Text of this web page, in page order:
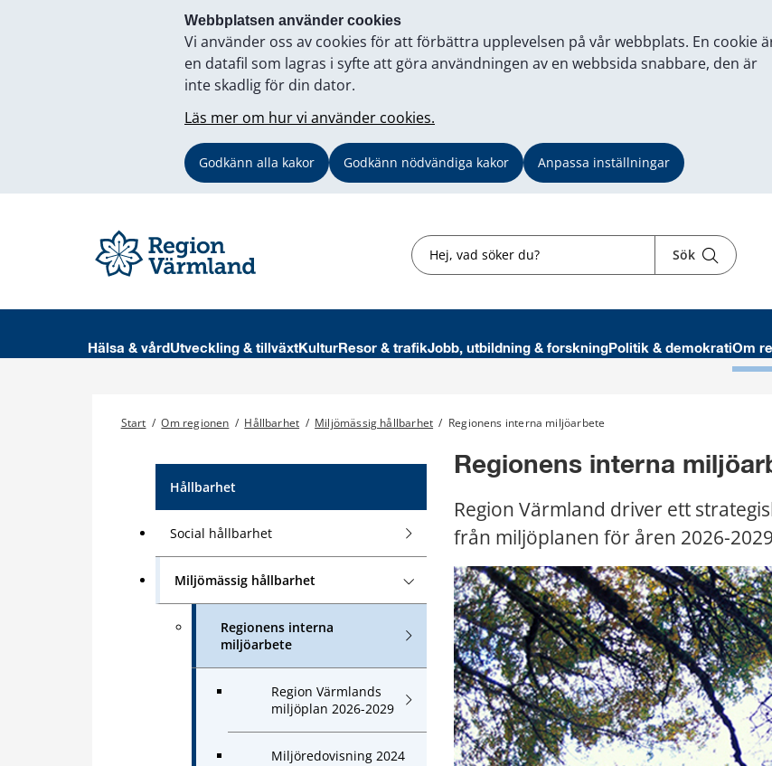
Webbplatsen använder cookies
Vi använder oss av cookies för att förbättra upplevelsen på vår webbplats. En cookie
en datafil som lagras i syfte att göra användningen av en webbsida snabbare, den är
inte skadlig för din dator.
Läs mer om hur vi använder cookies.
Godkänn alla kakor Godkänn nödvändiga kakor Anpassa inställningar
Sök Sök
Hälsa & vård Utveckling & tillväxtKulturResor & trafikJobb, utbildning & forskningPolitik & demokratiOm
Start / Om regionen / Hållbarhet / Miljömässig hållbarhet / Regionens interna miljöarbete
Hållbarhet
Social hållbarhet
Miljömässig hållbarhet
Regionens interna
miljöarbete
Region Värmlands
miljöplan 2026-2029
Miljöredovisning 2024
Regionens interna
Region Värmland driver ett
från miljöplanen för åren 2026-